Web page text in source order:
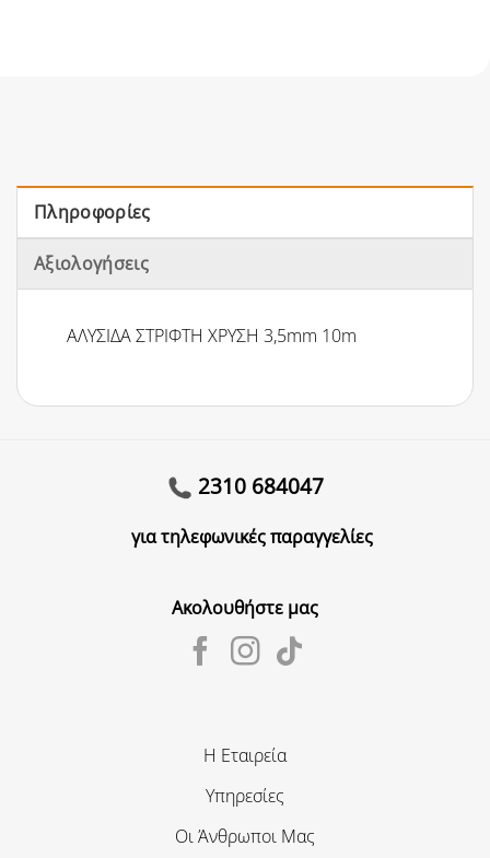
Πληροφορίες
Αξιολογήσεις
ΑΛΥΣΙΔΑ ΣΤΡΙΦΤΗ ΧΡΥΣΗ 3,5mm 10m
2310 684047
για τηλεφωνικές παραγγελίες
Ακολουθήστε μας
Η Εταιρεία
Υπηρεσίες
Οι Άνθρωποι Μας